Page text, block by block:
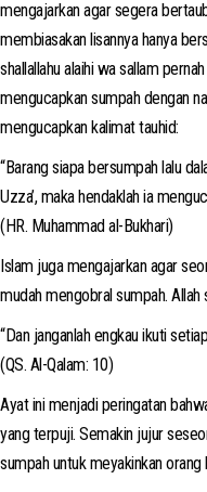
mengajarkan agar segera
membiasakan lisannya hanya
shallallahu alaihi wa sallam
mengucapkan sumpah dengan
mengucapkan kalimat tauhid:
“Barang siapa bersumpah lalu
Uzza’, maka hendaklah ia
(HR. Muhammad al-Bukhari)
Islam juga mengajarkan agar
mudah mengobral sumpah. Allah
“Dan janganlah engkau ikuti
(QS. Al-Qalam: 10)
Ayat ini menjadi peringatan
yang terpuji. Semakin jujur
sumpah untuk meyakinkan orang